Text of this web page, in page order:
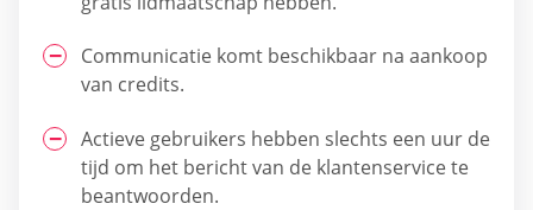
Communicatie komt beschikbaar na aankoop
van credits.
Actieve gebruikers hebben slechts een uur de
tijd om het bericht van de klantenservice te
beantwoorden.